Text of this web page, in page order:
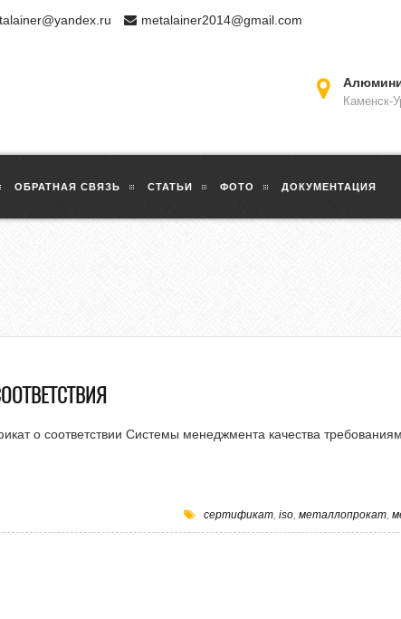
metalainer2014@gmail.com
Каменск-
ОБРАТНАЯ СВЯЗЬ СТАТЬИ ФОТО ДОКУМЕНТАЦИЯ
о соответствии Системы менеджмента качества
сертификат, iso, металлопрокат,